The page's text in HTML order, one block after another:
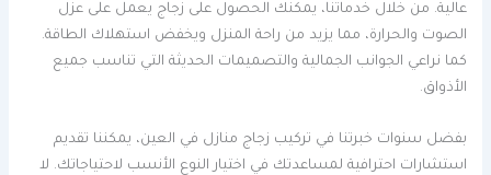
عالية. من خلال خدماتنا، يمكنك الحصول على زجاج يعمل على عزل
الصوت والحرارة، مما يزيد من راحة المنزل ويخفض استهلاك الطاقة.
كما نراعي الجوانب الجمالية والتصميمات الحديثة التي تناسب جميع
الأذواق.
بفضل سنوات خبرتنا في تركيب زجاج منازل في العين، يمكننا تقديم
استشارات احترافية لمساعدتك في اختيار النوع الأنسب لاحتياجاتك. لا